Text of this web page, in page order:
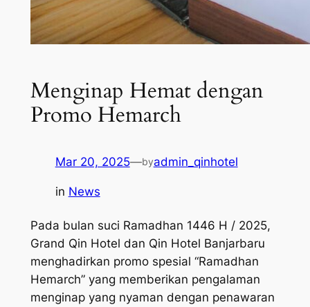
Menginap Hemat dengan
Promo Hemarch
Mar 20, 2025—byadmin_qinhotel
in News
Pada bulan suci Ramadhan 1446 H / 2025,
Grand Qin Hotel dan Qin Hotel Banjarbaru
menghadirkan promo spesial “Ramadhan
Hemarch” yang memberikan pengalaman
menginap yang nyaman dengan penawaran